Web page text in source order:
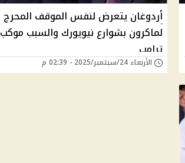
أردوغان يتعرض لنفس الموقف المحرج
لماكرون بشوارع نيويورك والسبب موكب
ترامب
الأربعاء 24/سبتمبر/2025 - 02:39 م